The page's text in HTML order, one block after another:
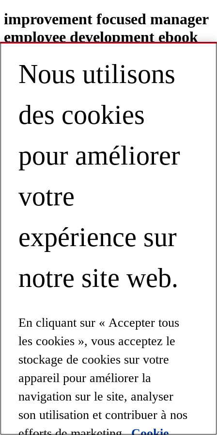
improvement focused manager
employee development ebook
My Account
Transforming Work Culture
Improve Performance by Transforming Workforce Culture
Nous utilisons
des cookies
pour améliorer
votre
expérience sur
notre site web.
En cliquant sur « Accepter tous
les cookies », vous acceptez le
stockage de cookies sur votre
appareil pour améliorer la
navigation sur le site, analyser
son utilisation et contribuer à nos